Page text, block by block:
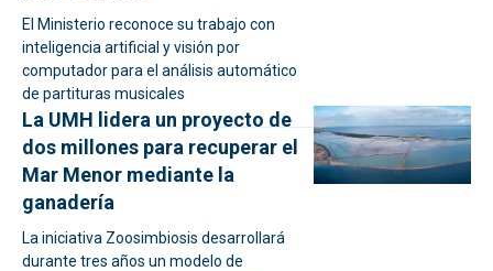
El Ministerio reconoce su trabajo con
inteligencia artificial y visión por
computador para el análisis automático
de partituras musicales
La UMH lidera un proyecto de
dos millones para recuperar el
Mar Menor mediante la
ganadería
La iniciativa Zoosimbiosis desarrollará
durante tres años un modelo de